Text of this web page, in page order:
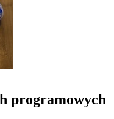
programowych